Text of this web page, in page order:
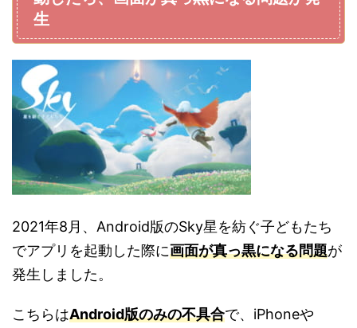
生
2021年8月、Android版のSky星を紡ぐ子どもたち
でアプリを起動した際に画面が真っ黒になる問題が
発生しました。
こちらはAndroid版のみの不具合で、iPhoneや